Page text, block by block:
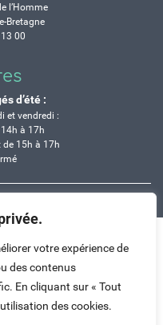
votre expérience de
des contenus
En cliquant sur « Tout
des cookies.
l’Homme
Bretagne
00
d’été :
et vendredi :
à 17h
de 15h à 17h